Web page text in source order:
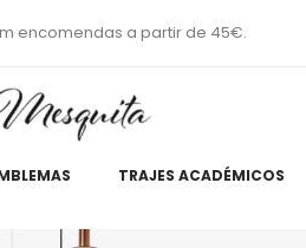
em encomendas a partir de 45€.
TRAJES ACADÉMICOS